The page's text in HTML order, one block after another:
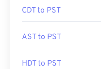
CDT to PST
AST to PST
HDT to PST